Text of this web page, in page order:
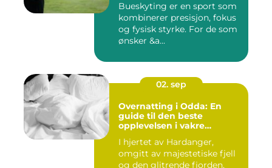
Bueskyting er en sport som
kombinerer presisjon, fokus
og fysisk styrke. For de som
ønsker &a...
02. sep
Overnatting i Odda: En
guide til den beste
opplevelsen i vakre
I hjertet av Hardanger,
omgitt av majestetiske fjell
og den glitrende fjorden,